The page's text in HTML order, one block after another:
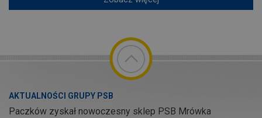
AKTUALNOŚCI GRUPY PSB
Paczków zyskał nowoczesny sklep PSB Mrówka